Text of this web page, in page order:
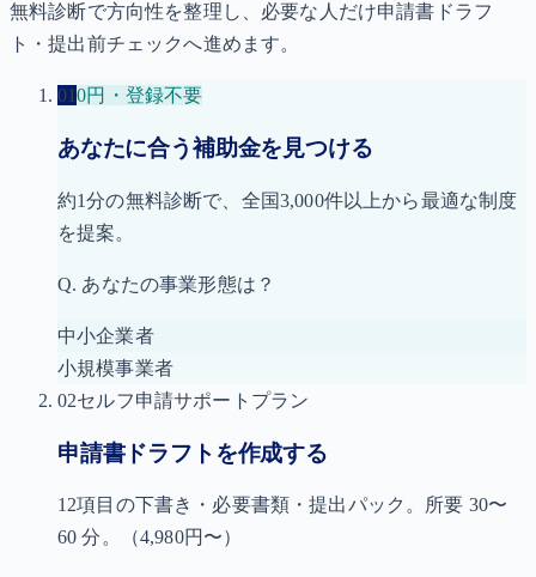
無料診断で方向性を整理し、必要な人だけ申請書ドラフ
ト・提出前チェックへ進めます。
010円・登録不要
あなたに合う補助金を見つける
約1分の無料診断で、全国3,000件以上から最適な制度
を提案。
Q. あなたの事業形態は？
中小企業者
小規模事業者
02セルフ申請サポートプラン
申請書ドラフトを作成する
12項目の下書き・必要書類・提出パック。所要 30〜
60 分。
（4,980円〜）